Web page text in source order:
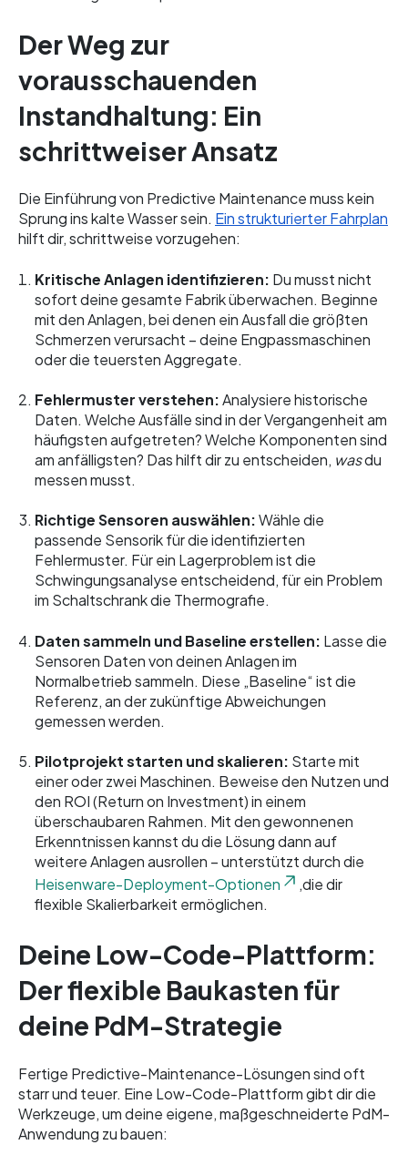
Der Weg zur
vorausschauenden
Instandhaltung: Ein
schrittweiser Ansatz
Die Einführung von Predictive Maintenance muss kein
Sprung ins kalte Wasser sein. Ein strukturierter Fahrplan
hilft dir, schrittweise vorzugehen:
Kritische Anlagen identifizieren: Du musst nicht
sofort deine gesamte Fabrik überwachen. Beginne
mit den Anlagen, bei denen ein Ausfall die größten
Schmerzen verursacht – deine Engpassmaschinen
oder die teuersten Aggregate.
Fehlermuster verstehen:Analysiere historische
Daten. Welche Ausfälle sind in der Vergangenheit am
häufigsten aufgetreten? Welche Komponenten sind
am anfälligsten? Das hilft dir zu entscheiden, wasdu
messen musst.
Richtige Sensoren auswählen:Wähle die
passende Sensorik für die identifizierten
Fehlermuster. Für ein Lagerproblem ist die
Schwingungsanalyse entscheidend, für ein Problem
im Schaltschrank die Thermografie.
Daten sammeln und Baseline erstellen: Lasse die
Sensoren Daten von deinen Anlagen im
Normalbetrieb sammeln. Diese „Baseline“ ist die
Referenz, an der zukünftige Abweichungen
gemessen werden.
Pilotprojekt starten und skalieren: Starte mit
einer oder zwei Maschinen. Beweise den Nutzen und
den ROI (Return on Investment) in einem
überschaubaren Rahmen. Mit den gewonnenen
Erkenntnissen kannst du die Lösung dann auf
weitere Anlagen ausrollen – unterstützt durch die
Heisenware-Deployment-Optionen
,die dir
flexible Skalierbarkeit ermöglichen.
Deine Low-Code-Plattform:
Der flexible Baukasten für
deine PdM-Strategie
Fertige Predictive-Maintenance-Lösungen sind oft
starr und teuer. Eine Low-Code-Plattform gibt dir die
Werkzeuge, um deine eigene, maßgeschneiderte PdM-
Anwendung zu bauen: